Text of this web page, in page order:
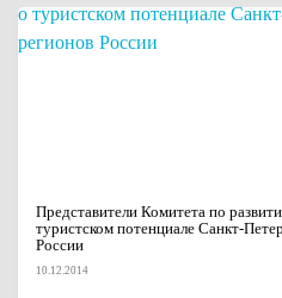
Представители Комитета по
туристском потенциале Санкт-
России
10.12.2014